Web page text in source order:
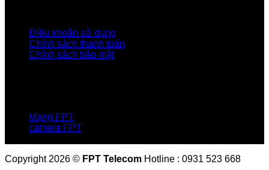
Điều khoản sử dụng
Chính sách thanh toán
Chính sách bảo mật
Mạng FPT
camera FPT
Copyright 2026 © FPT Telecom Hotline : 0931 523 668